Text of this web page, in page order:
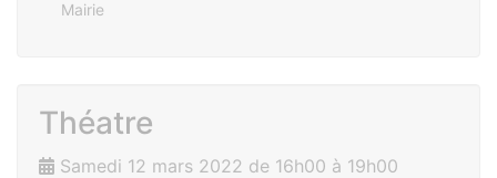
Mairie
Théatre
Samedi 12 mars 2022 de 16h00 à 19h00